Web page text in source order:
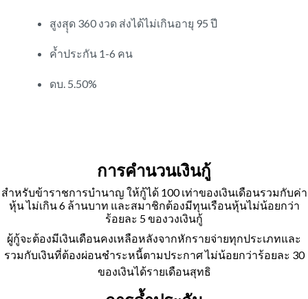
สูงสุุด 360 งวด ส่งได้ไม่เกินอายุ 95 ปี
ค้ำประกัน 1-6 คน
ดบ. 5.50%
การคำนวนเงินกู้
สำหรับข้าราชการบำนาญ ให้กู้ได้ 100 เท่าของเงินเดือนรวมกับค่า
หุ้น ไม่เกิน 6 ล้านบาท และสมาชิกต้องมีทุนเรือนหุ้นไม่น้อยกว่า
ร้อยละ 5 ของวงเงินกู้
ผู้กู้จะต้องมีเงินเดือนคงเหลือหลังจากหักรายจ่ายทุกประเภทและ
รวมกับเงินที่ต้องผ่อนชำระหนี้ตามประกาศ ไม่น้อยกว่าร้อยละ 30
ของเงินได้รายเดือนสุทธิ